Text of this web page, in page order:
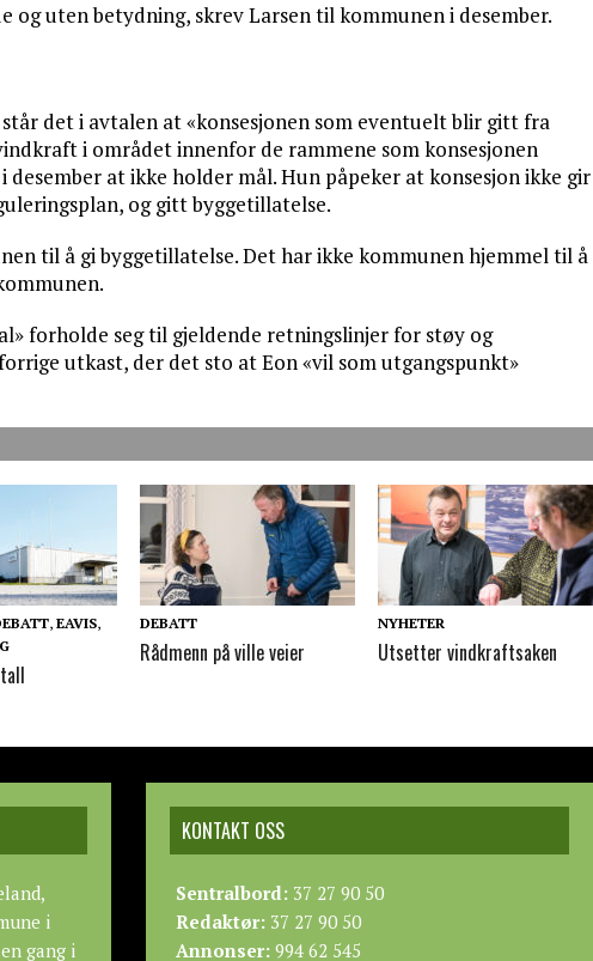
og uten betydning, skrev Larsen til kommunen i desember.
det i avtalen at «konsesjonen som eventuelt blir gitt fra
i området innenfor de rammene som konsesjonen
at ikke holder mål. Hun påpeker at konsesjon ikke gir
og gitt byggetillatelse.
til å gi byggetillatelse. Det har ikke kommunen hjemmel til å
forholde seg til gjeldende retningslinjer for støy og
utkast, der det sto at Eon «vil som utgangspunkt»
,EAVIS,
DEBATT
Rådmenn på ville veier
NYHETER
Utsetter vindkraftsaken
i
gang i
KONTAKT OSS
Sentralbord: 37 27 90 50
Redaktør: 37 27 90 50
Annonser: 994 62 545